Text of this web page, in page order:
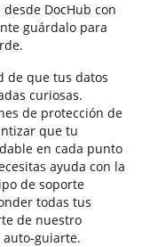
DocHub con
guárdalo para
de que tus datos
curiosas.
de protección de
que tu
en cada punto
ayuda con la
de soporte
todas tus
de nuestro
guiarte.